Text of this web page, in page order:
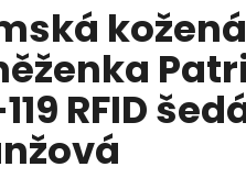
kožená
RFID